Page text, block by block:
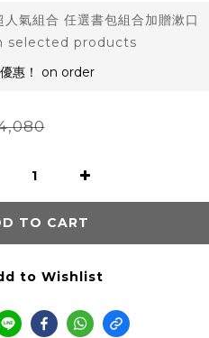
人氣組合 任選書包組合加贈漱口
selected products
惠！ on order
TO CART
to Wishlist